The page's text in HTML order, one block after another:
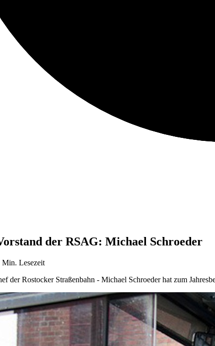
der RSAG: Michael Schroeder
Min. Lesezeit
der Rostocker Straßenbahn - Michael Schroeder hat zum